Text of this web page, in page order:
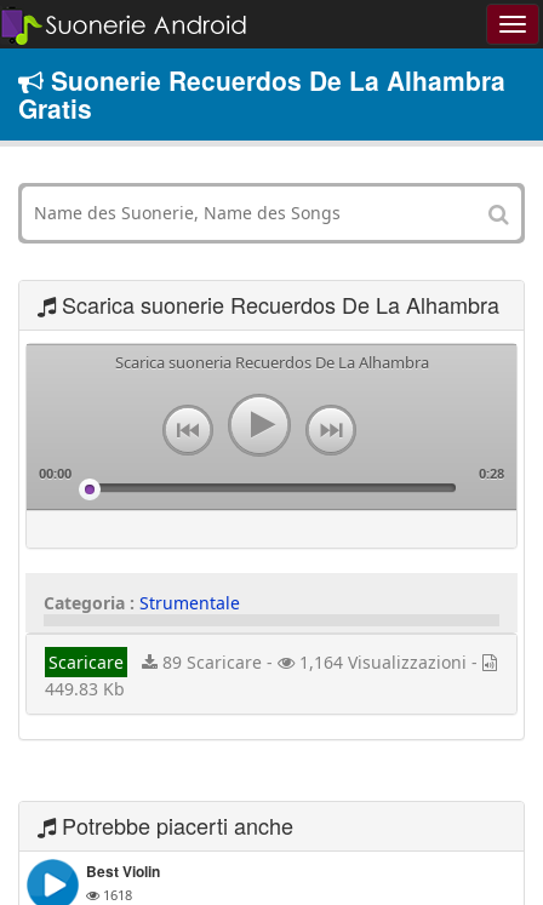
Suonerie Recuerdos De La Alhambra
Gratis
Scarica suonerie Recuerdos De La Alhambra
Scarica suoneria Recuerdos De La Alhambra
00:00 0:28
Categoria : Strumentale
Scaricare 89 Scaricare -
1,164 Visualizzazioni -
449.83 Kb
Potrebbe piacerti anche
Best Violin
1618